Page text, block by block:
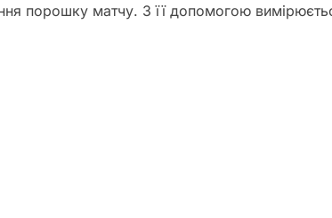
порошку матчу. З її допомогою